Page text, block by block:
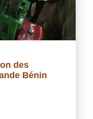
des
Bénin